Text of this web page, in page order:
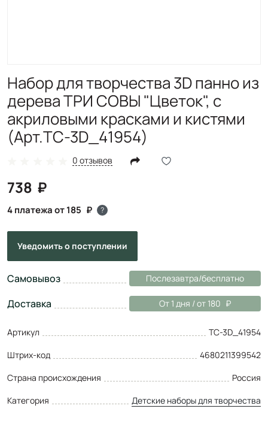
Набор для творчества 3D панно из
дерева ТРИ СОВЫ "Цветок", с
акриловыми красками и кистями
(Арт.ТС-3D_41954)
0 отзывов
738
4 платежа от 185 ?
Уведомитьо поступлении
Самовывоз Послезавтра/бесплатно
Доставка От 1 дня / от 180
Артикул
ТС-3D_41954
Штрих-код
4680211399542
Страна происхождения
Россия
Категория
Детские наборы для творчества